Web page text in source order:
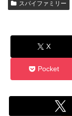
スパイファミリー
X
Pocket